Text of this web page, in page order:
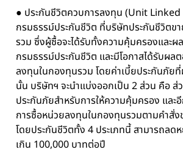
● ประกันชีวิตควบการลงทุน (Unit
กรมธรรม์ประกันชีวิต ที่บริษัทประกันชีวิต
รวม ซึ่งผู้ซื้อจะได้รับทั้งความคุ้มครองและผ
กรมธรรม์ประกันชีวิต และมีโอกาสได้รับผล
ลงทุนในกองทุนรวม โดยค่าเบี้ยประกันภัยที่
นั้น บริษัทฯ จะนำแบ่งออกเป็น 2 ส่วน คือ ส่
ประกันภัยสำหรับการให้ความคุ้มครอง และอี
การซื้อหน่วยลงทุนในกองทุนรวมตามคำสั่ง
โดยประกันชีวิตทั้ง 4 ประเภทนี้ สามารถลด
เกิน 100,000 บาทต่อปี